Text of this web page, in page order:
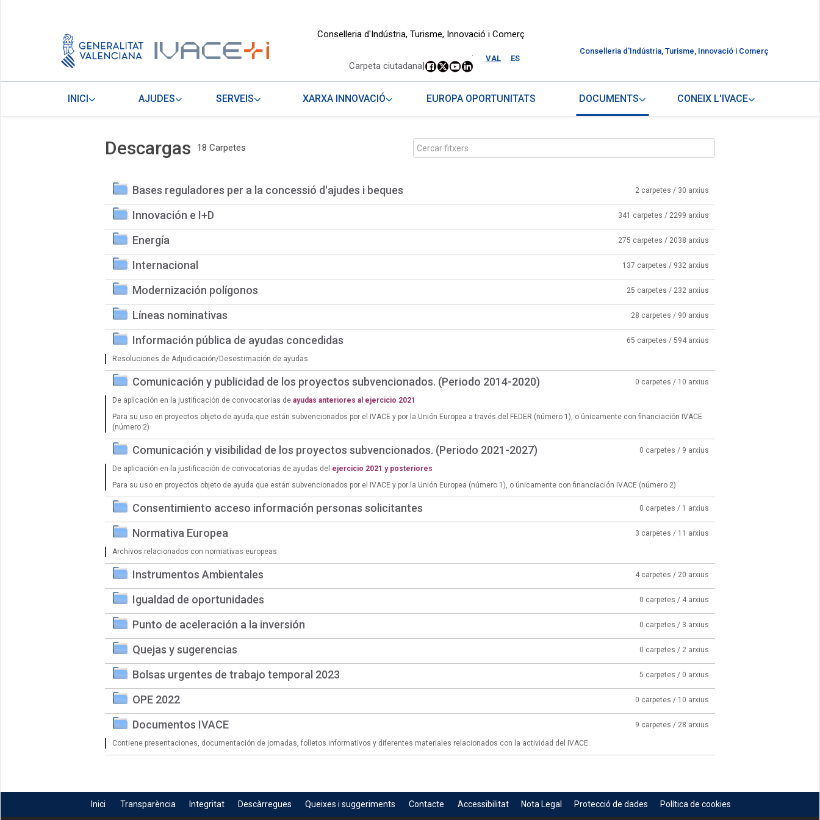
Conselleria d'Indústria, Turisme, Innovació i Comerç
VAL ES
.
Carpeta ciutadana|
Conselleria d'Indústria, Turisme, Innovació i Comerç
INICI AJUDES SERVEIS XARXA INNOVACIÓ EUROPA OPORTUNITATS DOCUMENTS CONEIX L'IVACE
Descargas 18 Carpetes
Bases reguladores per a la concessió d'ajudes i beques 2 carpetes / 30 arxius
Innovación e I+D 341 carpetes / 2299 arxius
Energía 275 carpetes / 2038 arxius
Internacional 137 carpetes / 932 arxius
Modernización polígonos 25 carpetes / 232 arxius
Líneas nominativas 28 carpetes / 90 arxius
Información pública de ayudas concedidas 65 carpetes / 594 arxius
Resoluciones de Adjudicación/Desestimación de ayudas.
Comunicación y publicidad de los proyectos subvencionados. (Periodo 2014-2020) 0 carpetes / 10 arxius
De aplicación en la justificación de convocatorias de ayudas anteriores al ejercicio 2021
Para su uso en proyectos objeto de ayuda que están subvencionados por el IVACE y por la Unión Europea a través del FEDER (número 1), o únicamente con financiación IVACE
(número 2)
Comunicación y visibilidad de los proyectos subvencionados. (Periodo 2021-2027) 0 carpetes / 9 arxius
De aplicación en la justificación de convocatorias de ayudas del ejercicio 2021 y posteriores
Para su uso en proyectos objeto de ayuda que están subvencionados por el IVACE y por la Unión Europea (número 1), o únicamente con financiación IVACE (número 2)
Consentimiento acceso información personas solicitantes 0 carpetes / 1 arxius
Normativa Europea 3 carpetes / 11 arxius
Archivos relacionados con normativas europeas
Instrumentos Ambientales 4 carpetes / 20 arxius
Igualdad de oportunidades 0 carpetes / 4 arxius
Punto de aceleración a la inversión 0 carpetes / 3 arxius
Quejas y sugerencias 0 carpetes / 2 arxius
Bolsas urgentes de trabajo temporal 2023 5 carpetes / 0 arxius
OPE 2022 0 carpetes / 10 arxius
Documentos IVACE 9 carpetes / 28 arxius
Contiene presentaciones, documentación de jornadas, folletos informativos y diferentes materiales relacionados con la actividad del IVACE.
Inici Transparència Integritat Descàrregues Queixes i suggeriments Contacte Accessibilitat Nota Legal Protecció de dades Política de cookies